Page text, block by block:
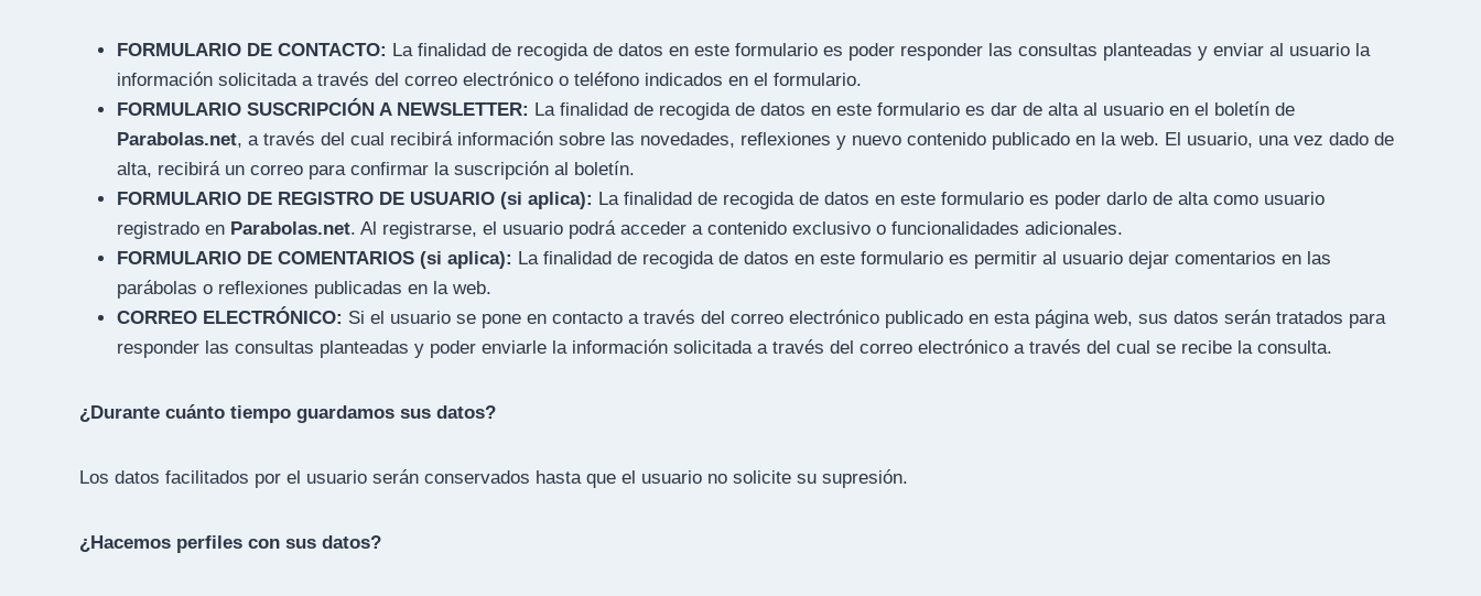
FORMULARIO DE CONTACTO: La finalidad de recogida de datos en este formulario es poder responder las consultas planteadas y enviar al usuario la
información solicitada a través del correo electrónico o teléfono indicados en el formulario.
FORMULARIO SUSCRIPCIÓN A NEWSLETTER: La finalidad de recogida de datos en este formulario es dar de alta al usuario en el boletín de
Parabolas.net, a través del cual recibirá información sobre las novedades, reflexiones y nuevo contenido publicado en la web. El usuario, una vez dado de
alta, recibirá un correo para confirmar la suscripción al boletín.
FORMULARIO DE REGISTRO DE USUARIO (si aplica): La finalidad de recogida de datos en este formulario es poder darlo de alta como usuario
registrado en Parabolas.net. Al registrarse, el usuario podrá acceder a contenido exclusivo o funcionalidades adicionales.
FORMULARIO DE COMENTARIOS (si aplica): La finalidad de recogida de datos en este formulario es permitir al usuario dejar comentarios en las
parábolas o reflexiones publicadas en la web.
CORREO ELECTRÓNICO: Si el usuario se pone en contacto a través del correo electrónico publicado en esta página web, sus datos serán tratados para
responder las consultas planteadas y poder enviarle la información solicitada a través del correo electrónico a través del cual se recibe la consulta.
¿Durante cuánto tiempo guardamos sus datos?
Los datos facilitados por el usuario serán conservados hasta que el usuario no solicite su supresión.
¿Hacemos perfiles con sus datos?